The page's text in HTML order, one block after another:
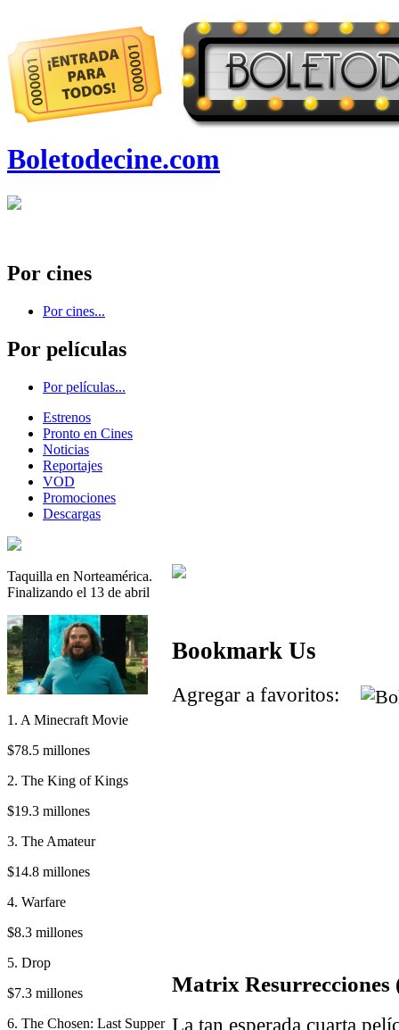
Boletodecine.com
Por cines
Por cines...
Por películas
Por películas...
Estrenos
Pronto en Cines
Noticias
Reportajes
VOD
Promociones
Descargas
Taquilla en Norteamérica.
Finalizando el 13 de abril
1. A Minecraft Movie
$78.5 millones
2. The King of Kings
$19.3 millones
3. The Amateur
$14.8 millones
4. Warfare
$8.3 millones
5. Drop
$7.3 millones
6. The Chosen: Last Supper
Bookmark Us
Agregar a favoritos:
Matrix
La tan esperada cuarta